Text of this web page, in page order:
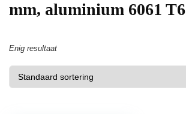
mm, aluminium 6061 T6
Enig resultaat